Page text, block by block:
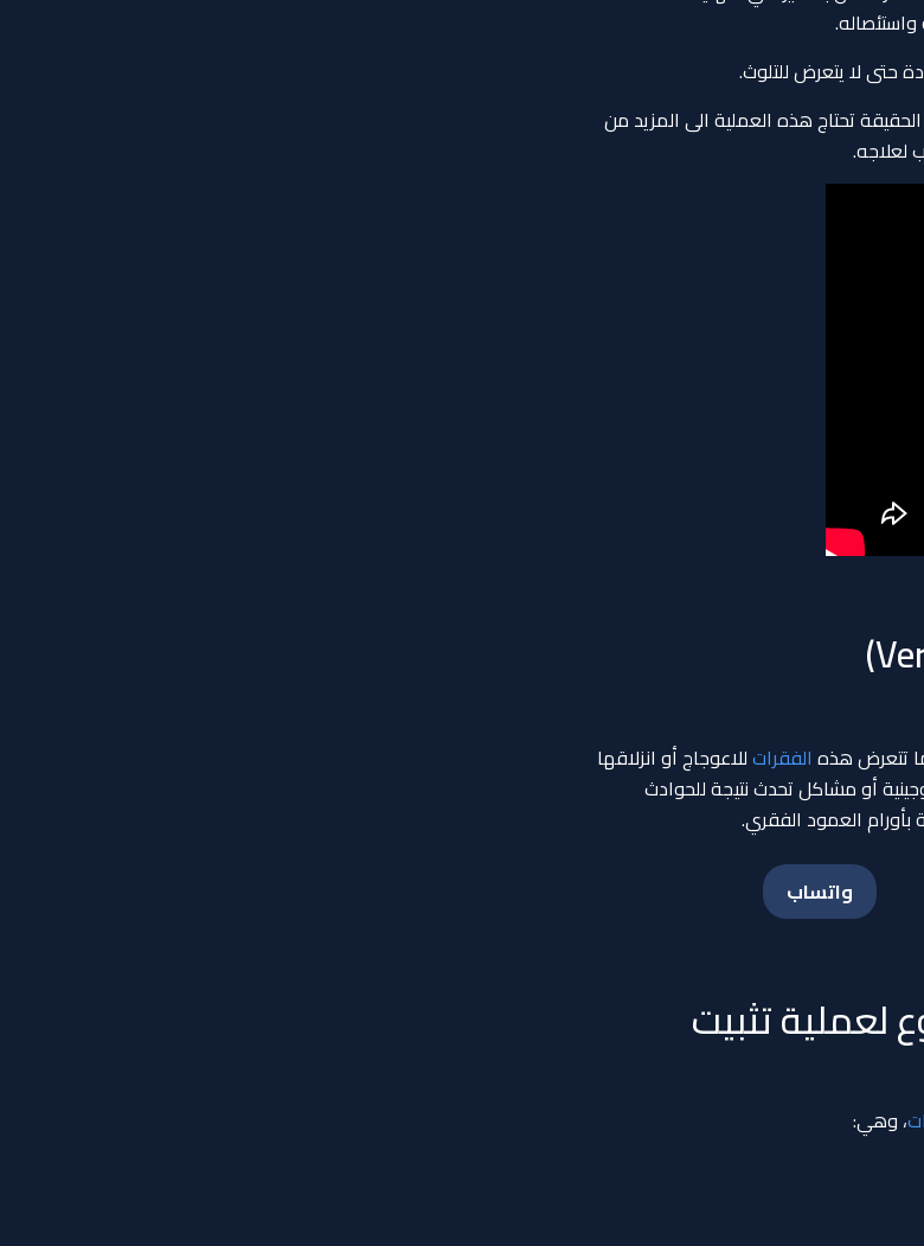
حتى لا يتعرض للتلوث.
تحتاج هذه العملية الى المزيد من
لعلاجه.
تتعرض هذه الفقراتللاعوجاج أو انزلاقها
أو مشاكل تحدث نتيجة للحوادث
العمود الفقري.
واتساب
لعملية تثبيت
، وهي: